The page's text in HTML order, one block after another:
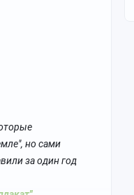
но сами
за один год